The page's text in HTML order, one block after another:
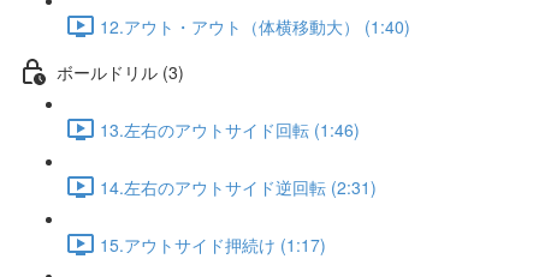
12.アウト・アウト（体横移動大） (1:40)
ボールドリル (3)
13.左右のアウトサイド回転 (1:46)
14.左右のアウトサイド逆回転 (2:31)
15.アウトサイド押続け (1:17)